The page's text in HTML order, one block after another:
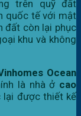
trên quỹ đất
quốc tế với mật
đất còn lại phục
khu và không
Ocean
là nhà ở cao
lại được thiết kế